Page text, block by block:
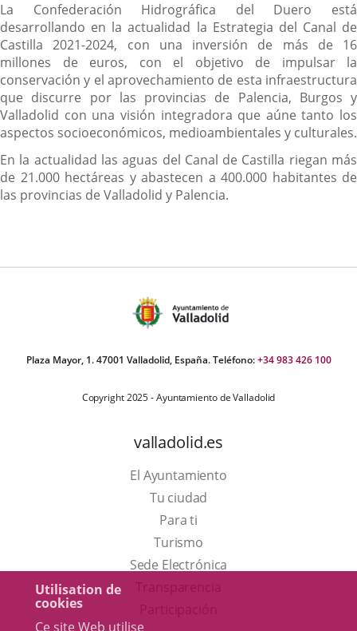
Utilisation de
cookies
Ce site Web utilise
La Confederación Hidrográfica del Duero está
desarrollando en la actualidad la Estrategia del Canal de
Castilla 2021-2024, con una inversión de más de 16
millones de euros, con el objetivo de impulsar la
conservación y el aprovechamiento de esta infraestructura
que discurre por las provincias de Palencia, Burgos y
Valladolid con una visión integradora que aúne tanto los
aspectos socioeconómicos, medioambientales y culturales.
En la actualidad las aguas del Canal de Castilla riegan más
de 21.000 hectáreas y abastecen a 400.000 habitantes de
las provincias de Valladolid y Palencia.
Plaza Mayor, 1. 47001 Valladolid, España. Teléfono:+34 983 426 100
Copyright 2025 - Ayuntamiento de Valladolid
valladolid.es
El Ayuntamiento
Tu ciudad
Para ti
TurismoEste
enlace
Sede Electrónica